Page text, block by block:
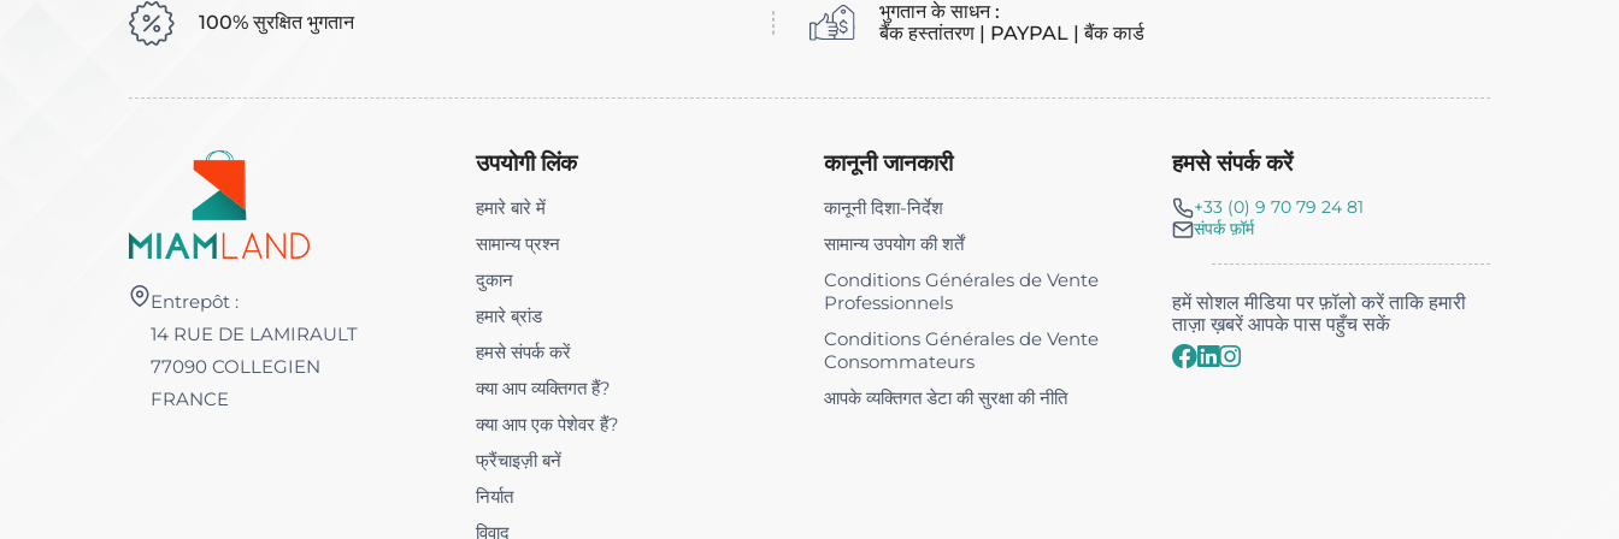
100% सुरक्षित भुगतान
भुगतान के साधन :
बैंक हस्तांतरण | PAYPAL | बैंक कार्ड
Entrepôt :
14 RUE DE LAMIRAULT
77090 COLLEGIEN
FRANCE
उपयोगी लिंक
हमारे बारे में
सामान्य प्रश्न
दुकान
हमारे ब्रांड
हमसे संपर्क करें
क्या आप व्यक्तिगत हैं?
क्या आप एक पेशेवर हैं?
फ्रैंचाइज़ी बनें
निर्यात
विवाद
कानूनी जानकारी
कानूनी दिशा-निर्देश
सामान्य उपयोग की शर्तें
Conditions Générales de Vente
Professionnels
Conditions Générales de Vente
Consommateurs
आपके व्यक्तिगत डेटा की सुरक्षा की नीति
हमसे संपर्क करें
+33 (0) 9 70 79 24 81
संपर्क फ़ॉर्म
हमें सोशल मीडिया पर फ़ॉलो करें ताकि हमारी
ताज़ा ख़बरें आपके पास पहुँच सकें